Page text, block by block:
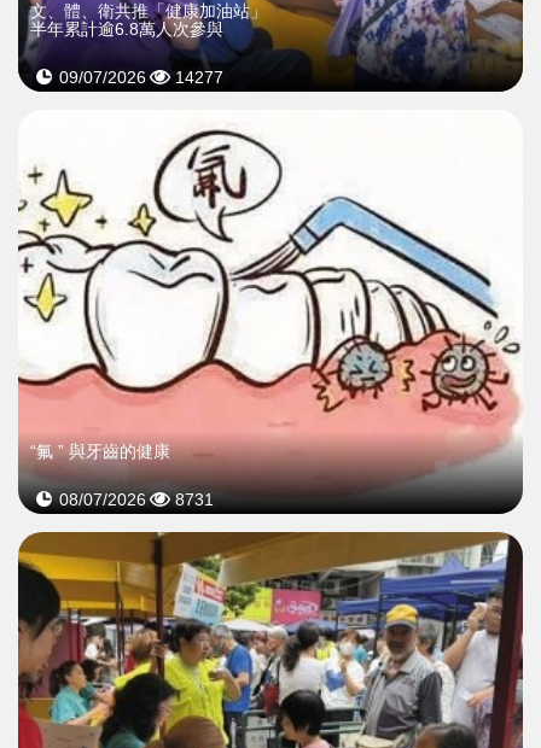
文、體、衛共推「健康加油站」
半年累計逾6.8萬人次參與
09/07/2026 14277
“氟 ” 與牙齒的健康
08/07/2026 8731